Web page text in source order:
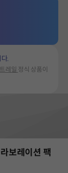
.
레일 정식 상품이
보레이션 팩